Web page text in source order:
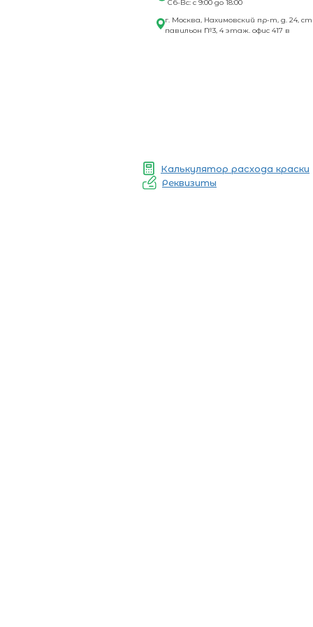
Сб-Вс: с 9:00 до 18:00
г. Москва, Нахимовский пр-т, д. 24,
павильон №3, 4 этаж. офис 417 в
Калькулятор расхода краски
Реквизиты